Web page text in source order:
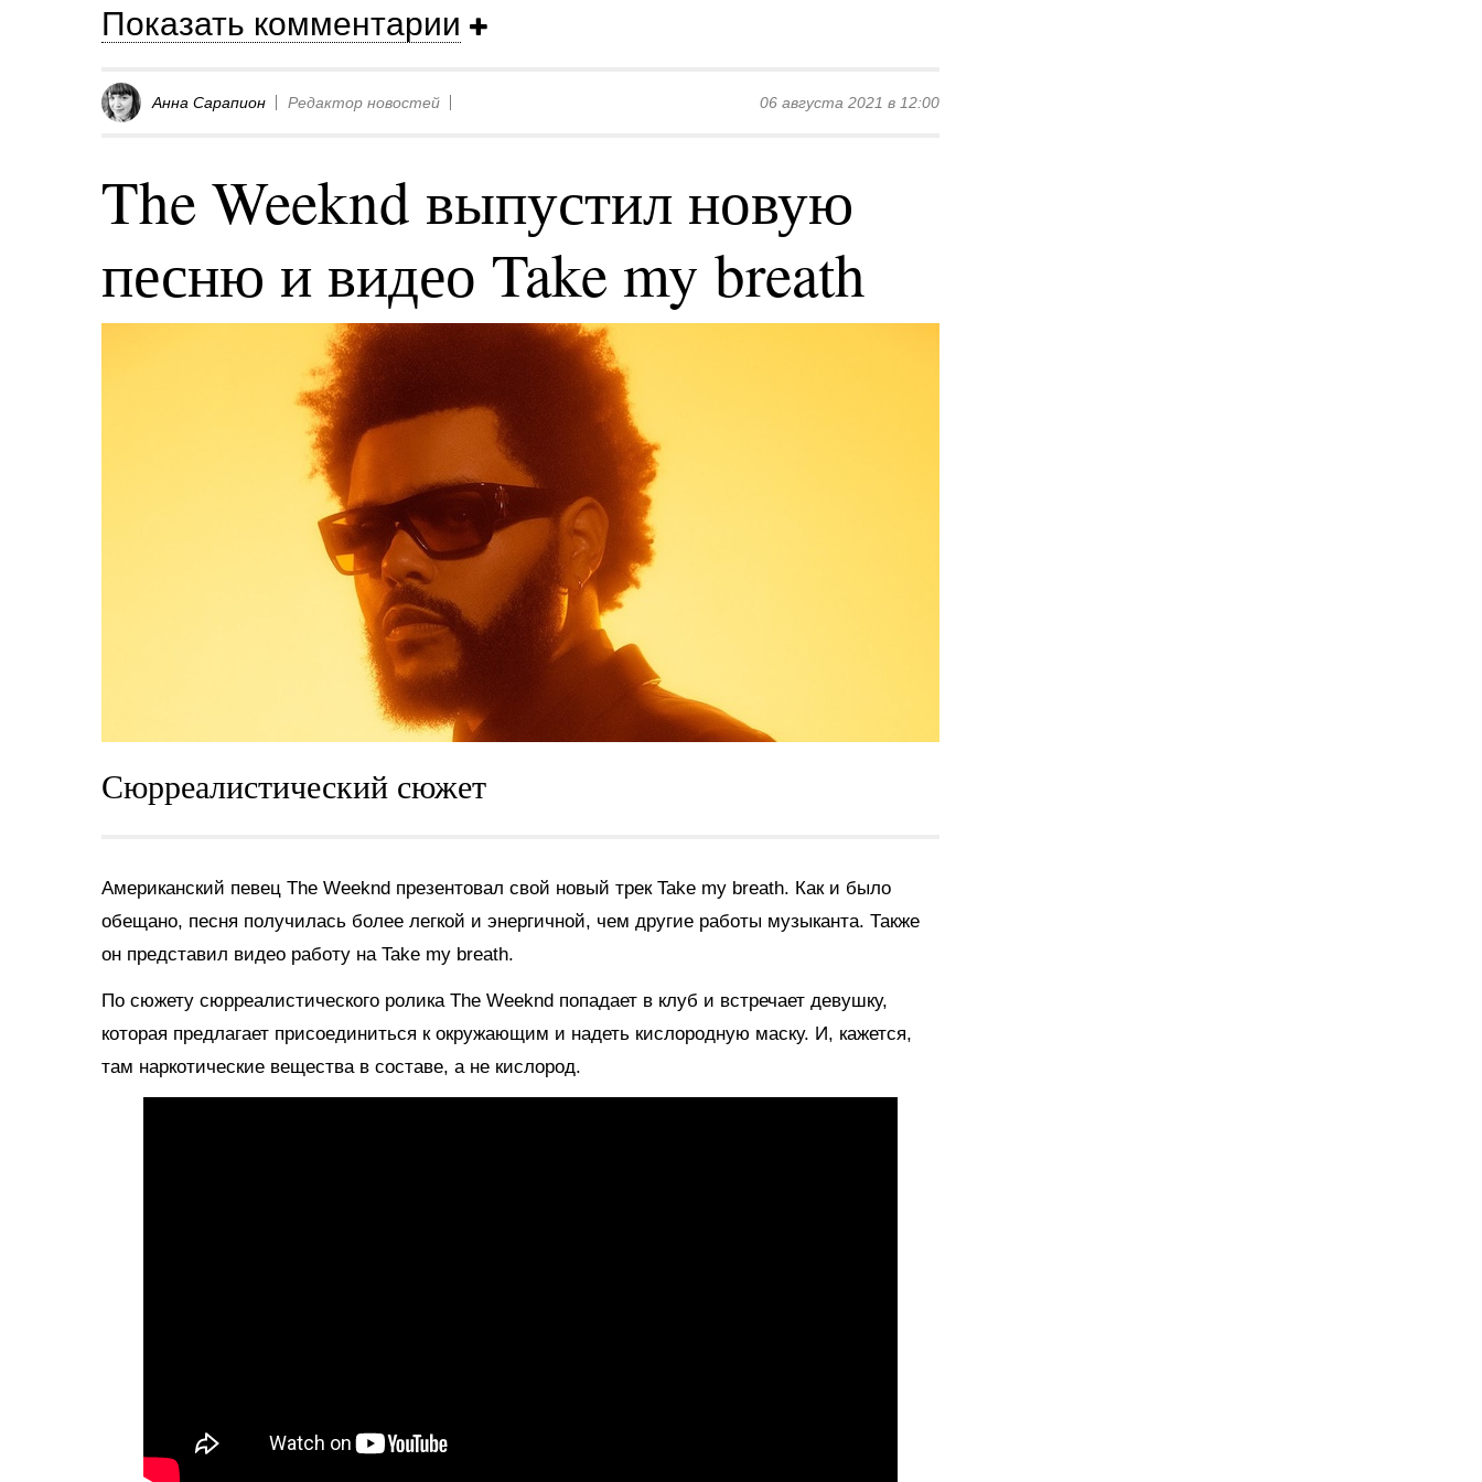
Показать комментарии
Анна Сарапион Редактор новостей 06 августа 2021 в 12:00
The Weeknd выпустил новую
песню и видео Take my breath
Сюрреалистический сюжет
Американский певец The Weeknd презентовал свой новый трек Take my breath. Как и было
обещано, песня получилась более легкой и энергичной, чем другие работы музыканта. Также
он представил видео работу на Take my breath.
По сюжету сюрреалистического ролика The Weeknd попадает в клуб и встречает девушку,
которая предлагает присоединиться к окружающим и надеть кислородную маску. И, кажется,
там наркотические вещества в составе, а не кислород.